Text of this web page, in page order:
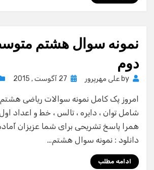
نمونه سوال هشتم
دوم
by علی مهرپرور
Posted
27 آگوست , 2015
امروز پک کامل نمونه سوالات ریاضی
شامل توان ، دایره ، تالس ، خط و اعداد
همرا پاسخ تشریحی برای شما عزیزان
دانلود : نمونه سوال هشتم…
ادامه مطلب